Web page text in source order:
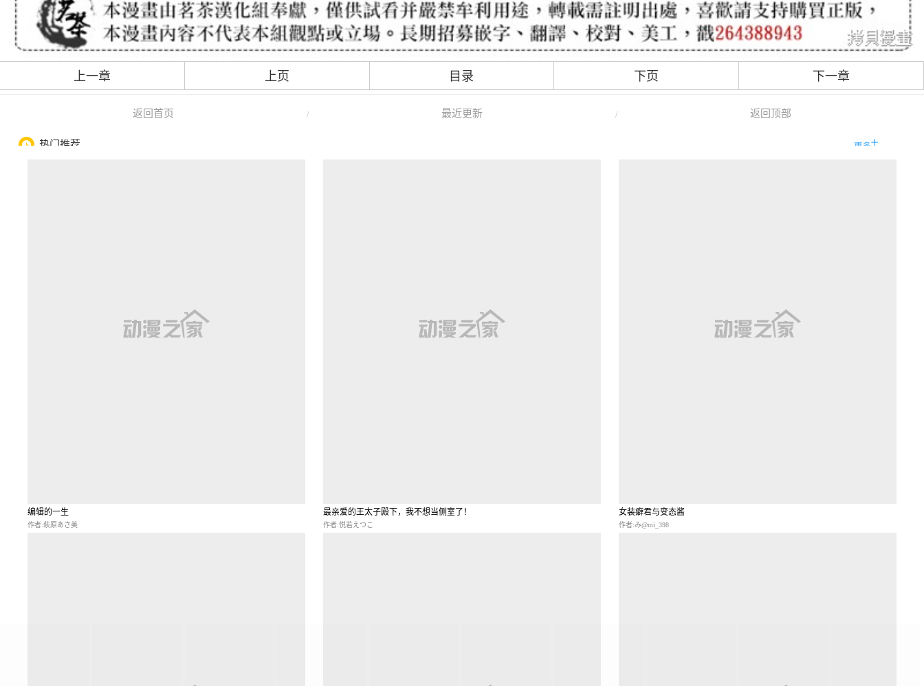
上一章 上页 目录 下页 下一章
返回首页 / 最近更新 / 返回顶部
热门推荐
编辑的一生
作者:萩原あさ美
最亲爱的王太子殿下，我不想当侧室了！
作者:悦若えつこ
女装癖君与变态酱
作者:み@mi_398